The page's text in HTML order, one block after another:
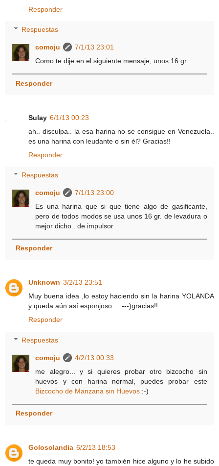
Responder
Respuestas
comoju
7/1/13 23:01
Como te dije en el siguiente mensaje, unos 16 gr
Responder
Sulay 6/1/13 00:23
ah.. disculpa.. la esa harina no se consigue en Venezuela..
es una harina con leudante o sin él? Gracias!!
Responder
Respuestas
comoju
7/1/13 23:00
Es una harina que si que tiene algo de gasificante,
pero de todos modos se usa unos 16 gr. de levadura o
mejor dicho.. de impulsor
Responder
Unknown 3/2/13 23:51
Muy buena idea ,lo estoy haciendo sin la harina YOLANDA
y queda aún así esponjoso .. :---)gracias!!
Responder
Respuestas
comoju
4/2/13 00:33
me alegro... y si quieres probar otro bizcocho sin
huevos y con harina normal, puedes probar este
Bizcocho de Manzana sin Huevos :-)
Responder
Golosolandia 6/2/13 18:53
te queda muy bonito! yo también hice alguno y lo he subido